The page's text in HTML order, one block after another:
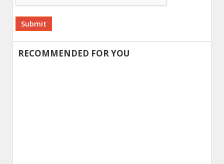
Alternative:
RECOMMENDED FOR YOU